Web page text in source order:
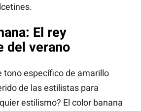
El rey
del verano
tono específico de amarillo
de las estilistas para
estilismo? El color banana